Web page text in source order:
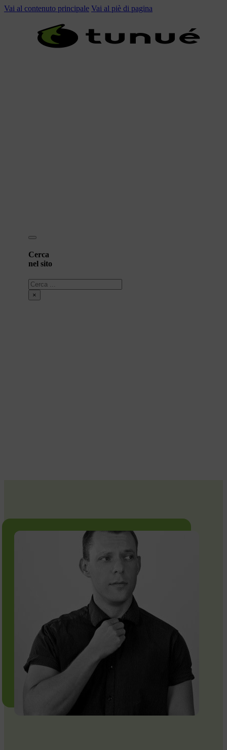
Vai al contenuto principale Vai al piè di pagina
Cerca
nel sito
Cerca
×